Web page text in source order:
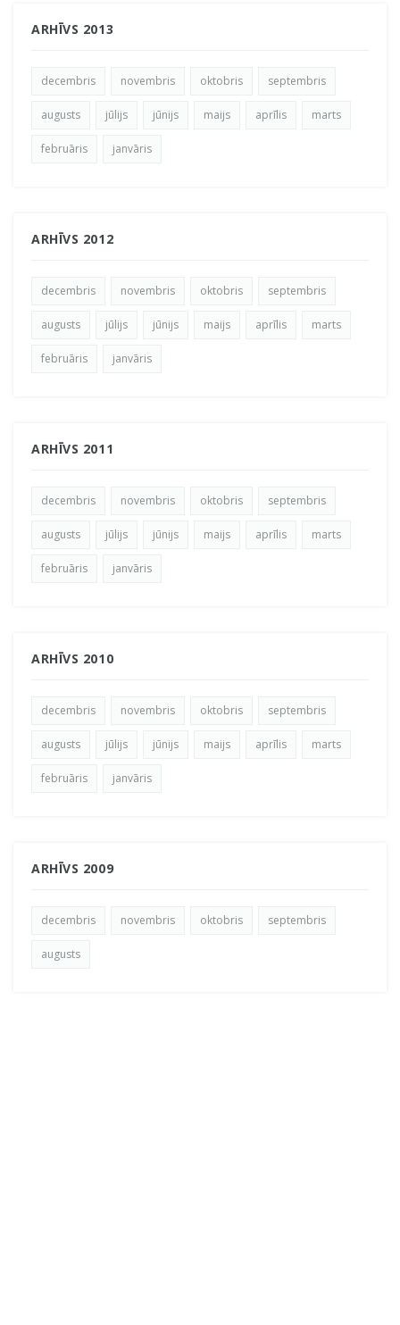
ARHĪVS 2013
decembris novembris oktobris septembris
augusts jūlijs jūnijs maijs aprīlis marts
februāris janvāris
ARHĪVS 2012
decembris novembris oktobris septembris
augusts jūlijs jūnijs maijs aprīlis marts
februāris janvāris
ARHĪVS 2011
decembris novembris oktobris septembris
augusts jūlijs jūnijs maijs aprīlis marts
februāris janvāris
ARHĪVS 2010
decembris novembris oktobris septembris
augusts jūlijs jūnijs maijs aprīlis marts
februāris janvāris
ARHĪVS 2009
decembris novembris oktobris septembris
augusts